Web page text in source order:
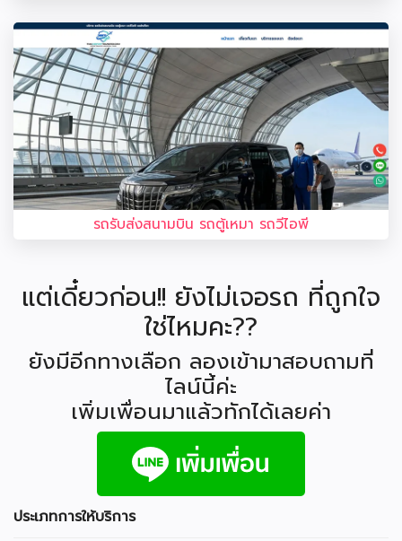
รถรับส่งสนามบิน รถตู้เหมา รถวีไอพี
แต่เดี๋ยวก่อน!! ยังไม่เจอรถ ที่ถูกใจ
ใช่ไหมคะ??
ยังมีอีกทางเลือก ลองเข้ามาสอบถามที่
ไลน์นี้ค่ะ
เพิ่มเพื่อนมาแล้วทักได้เลยค่า
ประเภทการให้บริการ